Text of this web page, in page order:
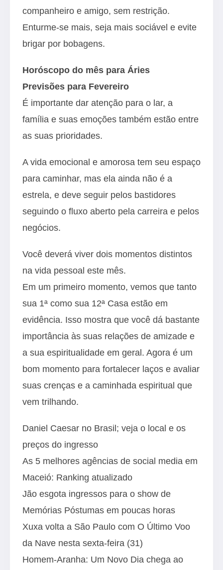
companheiro e amigo, sem restrição.
Enturme-se mais, seja mais sociável e evite
brigar por bobagens.
Horóscopo do mês para Áries
Previsões para Fevereiro
É importante dar atenção para o lar, a
família e suas emoções também estão entre
as suas prioridades.
A vida emocional e amorosa tem seu espaço
para caminhar, mas ela ainda não é a
estrela, e deve seguir pelos bastidores
seguindo o fluxo aberto pela carreira e pelos
negócios.
Você deverá viver dois momentos distintos
na vida pessoal este mês.
Em um primeiro momento, vemos que tanto
sua 1ª como sua 12ª Casa estão em
evidência. Isso mostra que você dá bastante
importância às suas relações de amizade e
a sua espiritualidade em geral. Agora é um
bom momento para fortalecer laços e avaliar
suas crenças e a caminhada espiritual que
vem trilhando.
Daniel Caesar no Brasil; veja o local e os
preços do ingresso
As 5 melhores agências de social media em
Maceió: Ranking atualizado
Jão esgota ingressos para o show de
Memórias Póstumas em poucas horas
Xuxa volta a São Paulo com O Último Voo
da Nave nesta sexta-feira (31)
Homem-Aranha: Um Novo Dia chega ao